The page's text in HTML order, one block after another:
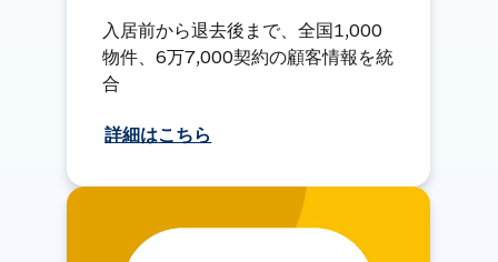
入居前から退去後まで、全国1,000
物件、6万7,000契約の顧客情報を統
合
詳細はこちら